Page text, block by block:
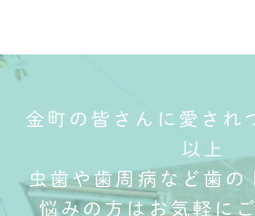
金町の皆さんに愛され
以上
虫歯や歯周病など歯の
悩みの方はお気軽に